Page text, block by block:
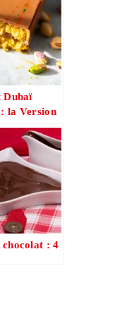
Dubaï
la Version
en 4 Étapes
Délicieuse)
chocolat : 4